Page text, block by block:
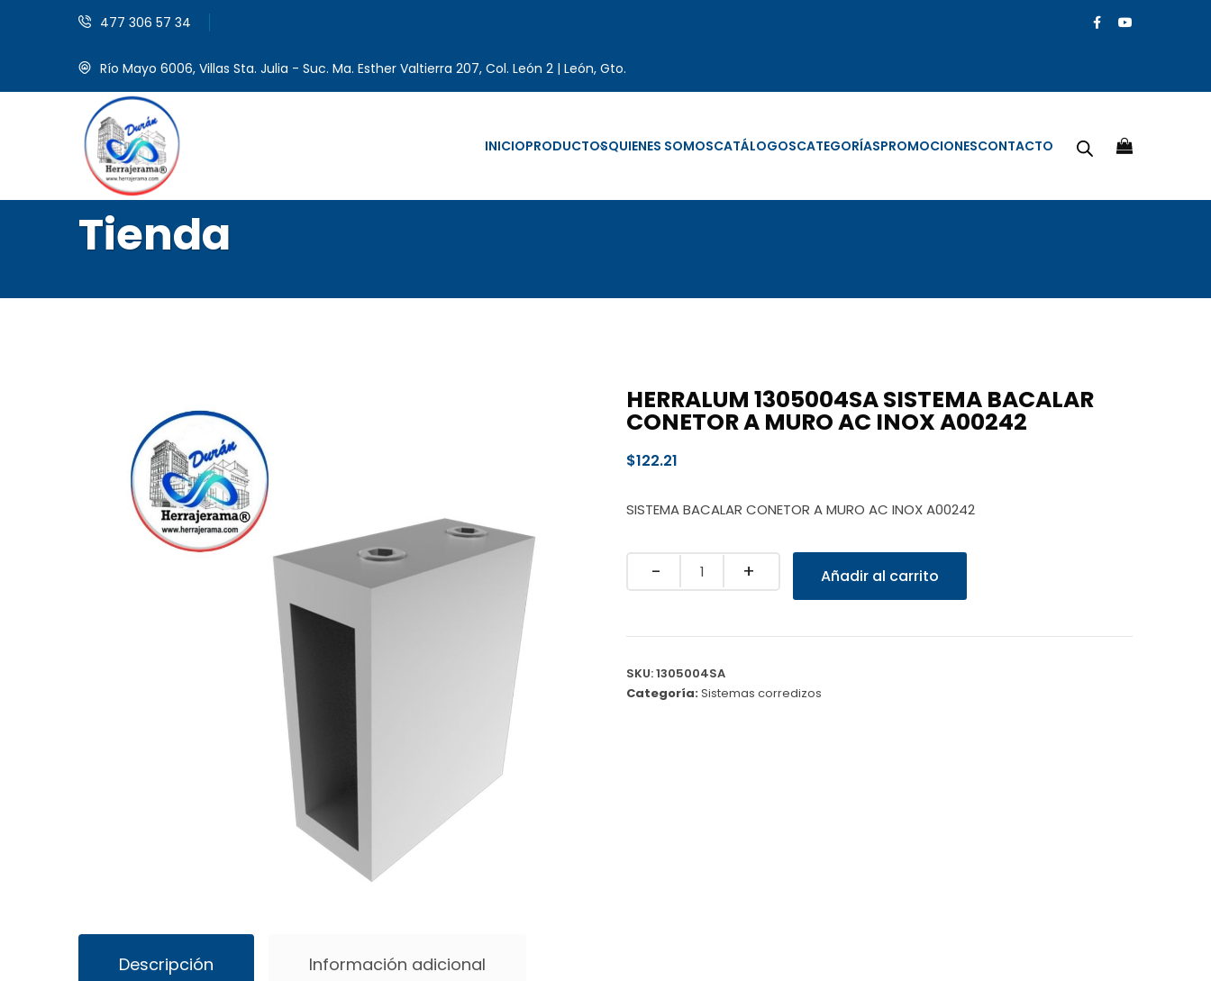
477 306 57 34
Río Mayo 6006, Villas Sta. Julia - Suc. Ma. Esther Valtierra 207, Col. León 2 | León, Gto.
INICIOPRODUCTOSQUIENES SOMOSCATÁLOGOSCATEGORÍASPROMOCIONESCONTACTO
Tienda
HERRALUM 1305004SA SISTEMA BACALAR
CONETOR A MURO AC INOX A00242
$122.21
SISTEMA BACALAR CONETOR A MURO AC INOX A00242
Quantity Añadir al carrito
SKU:1305004SA
Categoría:Sistemas corredizos
Descripción Información adicional